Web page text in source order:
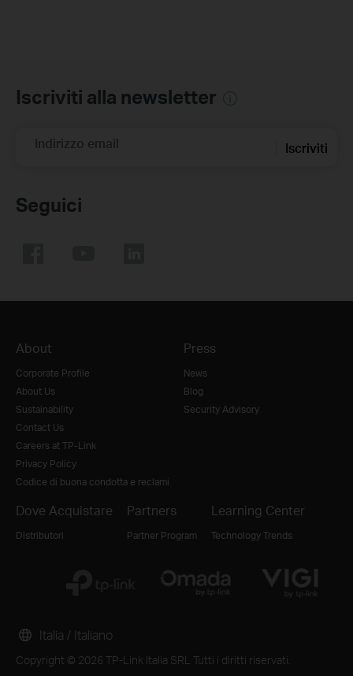
Iscriviti alla newsletter
Indirizzo email Iscriviti
Seguici
About
Corporate Profile
About Us
Sustainability
Contact Us
Careers at TP-Link
Privacy Policy
Codice di buona condotta e reclami
Press
News
Blog
Security Advisory
Dove Acquistare
Distributori
Partners
Partner Program
Learning Center
Technology Trends
Copyright © 2026 TP-Link Italia SRL Tutti i diritti riservati.
Italia / Italiano